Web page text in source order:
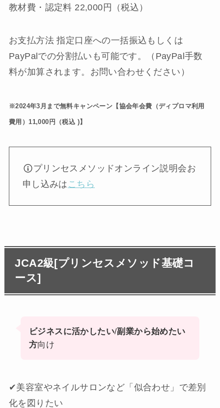
教材費・認定料 22,000円（税込）
お支払方法 指定口座への一括振込もしくは
PayPalでの分割払いも可能です。（PayPal手数
料が加算されます。お問い合わせください）
※2024年3月まで無料キャンペーン【協会年会費（ディプロマ利用
費用）11,000円（税込 )】
プリンセスメソッドオンライン説明会お
申し込みは こちら
JCA2級[プリンセスメソッド基礎コ
ース]
ビジネスに活かしたい/副業から始めたい
方向け
✔︎美容室やネイルサロンなど「似合わせ」で差別
化を図りたい